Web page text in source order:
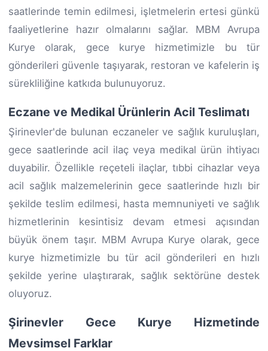
saatlerinde temin edilmesi, işletmelerin ertesi günkü
faaliyetlerine hazır olmalarını sağlar. MBM Avrupa
Kurye olarak, gece kurye hizmetimizle bu tür
gönderileri güvenle taşıyarak, restoran ve kafelerin iş
sürekliliğine katkıda bulunuyoruz.
Eczane ve Medikal Ürünlerin Acil Teslimatı
Şirinevler'de bulunan eczaneler ve sağlık kuruluşları,
gece saatlerinde acil ilaç veya medikal ürün ihtiyacı
duyabilir. Özellikle reçeteli ilaçlar, tıbbi cihazlar veya
acil sağlık malzemelerinin gece saatlerinde hızlı bir
şekilde teslim edilmesi, hasta memnuniyeti ve sağlık
hizmetlerinin kesintisiz devam etmesi açısından
büyük önem taşır. MBM Avrupa Kurye olarak, gece
kurye hizmetimizle bu tür acil gönderileri en hızlı
şekilde yerine ulaştırarak, sağlık sektörüne destek
oluyoruz.
Şirinevler Gece Kurye Hizmetinde
Mevsimsel Farklar